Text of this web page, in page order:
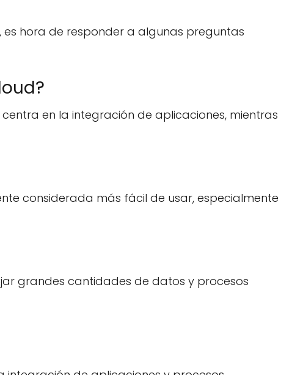
hora de responder a algunas preguntas
en la integración de aplicaciones, mientras
considerada más fácil de usar, especialmente
grandes cantidades de datos y procesos